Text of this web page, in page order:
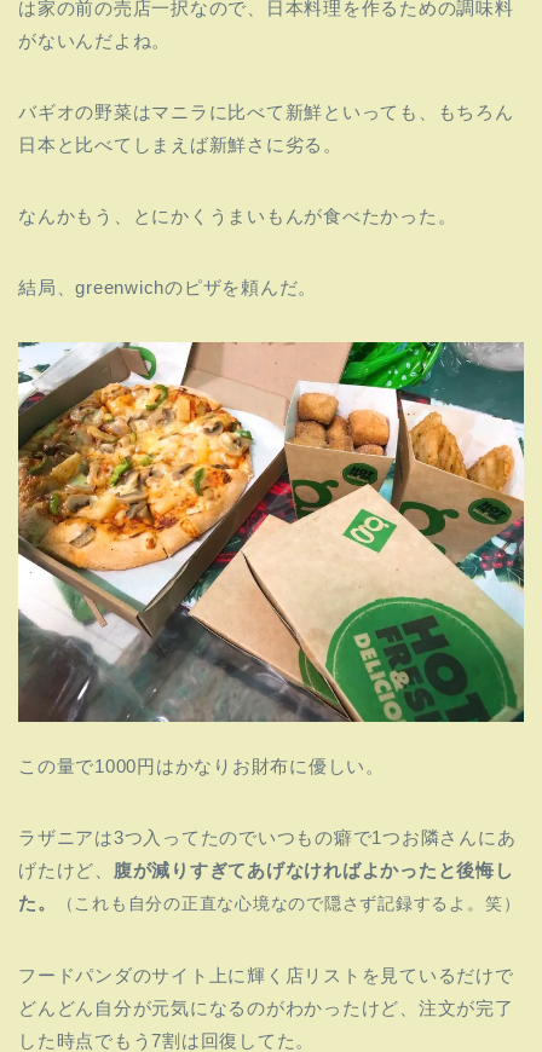
は家の前の売店一択なので、日本料理を作るための調味料
がないんだよね。
バギオの野菜はマニラに比べて新鮮といっても、もちろん
日本と比べてしまえば新鮮さに劣る。
なんかもう、とにかくうまいもんが食べたかった。
結局、greenwichのピザを頼んだ。
この量で1000円はかなりお財布に優しい。
ラザニアは3つ入ってたのでいつもの癖で1つお隣さんにあ
げたけど、 腹が減りすぎてあげなければよかったと後悔し
た。
（これも自分の正直な心境なので隠さず記録するよ。笑）
フードパンダのサイト上に輝く店リストを見ているだけで
どんどん自分が元気になるのがわかったけど、注文が完了
した時点でもう7割は回復してた。